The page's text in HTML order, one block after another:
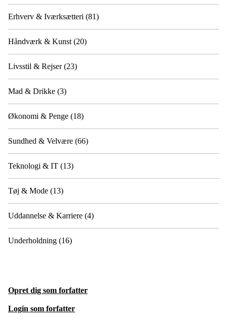
Erhverv & Iværksætteri (81)
Håndværk & Kunst (20)
Livsstil & Rejser(23)
Mad & Drikke (3)
Økonomi & Penge (18)
Sundhed & Velvære (66)
Teknologi & IT (13)
Tøj & Mode (13)
Uddannelse & Karriere (4)
Underholdning (16)
Opret dig som forfatter
Login som forfatter